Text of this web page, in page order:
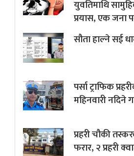
युवतिमाथि
प्रयास, एक जना
सौता हाल्ने सई
पर्सा ट्राफिक
महिनवारी नदिने
प्रहरी चौकी
फरार, २ प्रहरी